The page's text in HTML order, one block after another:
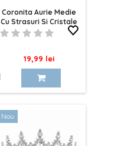
Coronita Aurie Medie
Cu Strasuri Si Cristale
10cm
Pret
19,99 lei
Nou